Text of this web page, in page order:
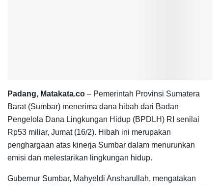
Padang, Matakata.co – Pemerintah Provinsi Sumatera
Barat (Sumbar) menerima dana hibah dari Badan
Pengelola Dana Lingkungan Hidup (BPDLH) RI senilai
Rp53 miliar, Jumat (16/2). Hibah ini merupakan
penghargaan atas kinerja Sumbar dalam menurunkan
emisi dan melestarikan lingkungan hidup.
Gubernur Sumbar, Mahyeldi Ansharullah, mengatakan